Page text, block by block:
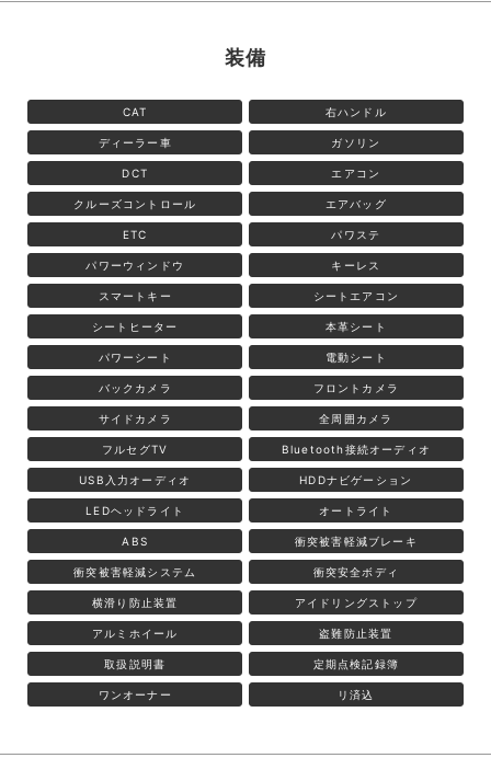
装備
CAT 右ハンドル
ディーラー車 ガソリン
DCT エアコン
クルーズコントロール エアバッグ
ETC パワステ
パワーウィンドウ キーレス
スマートキー シートエアコン
シートヒーター 本革シート
パワーシート 電動シート
バックカメラ フロントカメラ
サイドカメラ 全周囲カメラ
フルセグTV Bluetooth接続オーディオ
USB入力オーディオ HDDナビゲーション
LEDヘッドライト オートライト
ABS 衝突被害軽減ブレーキ
衝突被害軽減システム 衝突安全ボディ
横滑り防止装置 アイドリングストップ
アルミホイール 盗難防止装置
取扱説明書 定期点検記録簿
ワンオーナー リ済込